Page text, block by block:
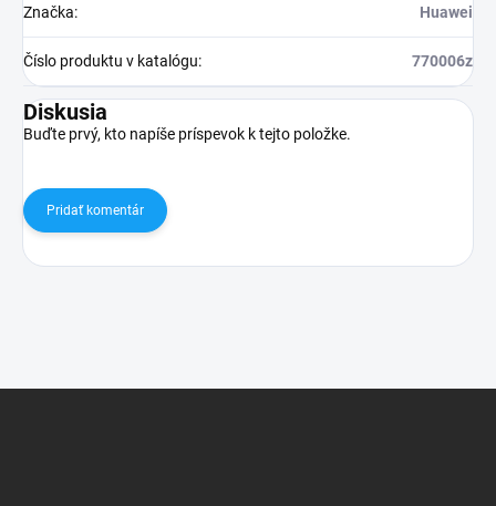
Značka: Huawei
Číslo produktu v katalógu: 770006z
Diskusia
Buďte prvý, kto napíše príspevok k tejto položke.
Pridať komentár